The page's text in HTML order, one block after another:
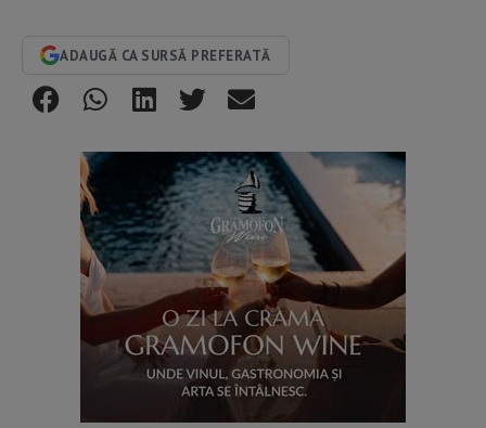
ADAUGĂ CA SURSĂ PREFERATĂ